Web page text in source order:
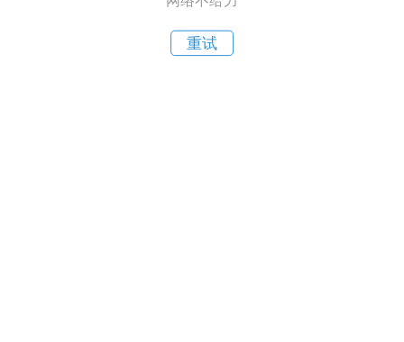
重试